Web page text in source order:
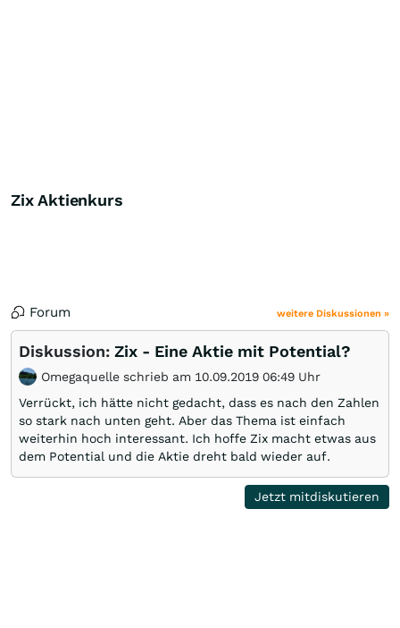
Zix Aktienkurs
Forum weitere Diskussionen »
Diskussion: Zix - Eine Aktie mit Potential?
Omegaquelle schrieb am 10.09.2019 06:49 Uhr
Verrückt, ich hätte nicht gedacht, dass es nach den Zahlen
so stark nach unten geht. Aber das Thema ist einfach
weiterhin hoch interessant. Ich hoffe Zix macht etwas aus
dem Potential und die Aktie dreht bald wieder auf.
Jetzt mitdiskutieren